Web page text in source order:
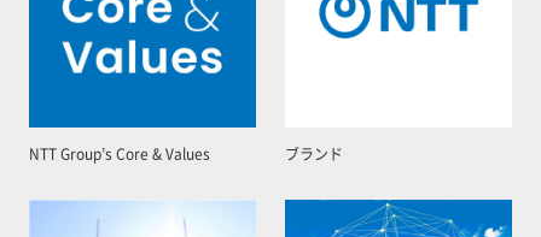
NTT Group’s Core & Values ブランド